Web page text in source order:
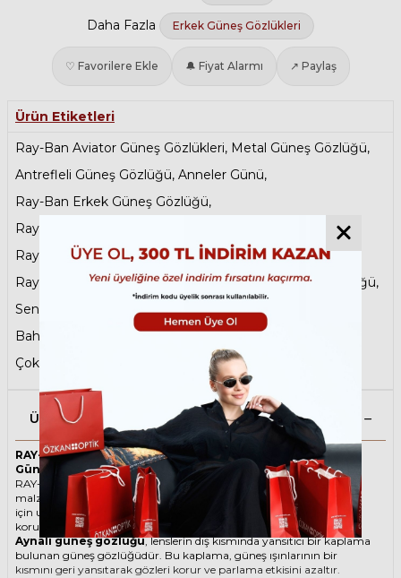
Daha Fazla Erkek Güneş Gözlükleri
♡ Favorilere Ekle 🔔 Fiyat Alarmı ↗ Paylaş
Ürün Etiketleri
Ray-Ban Aviator Güneş Gözlükleri, Metal Güneş Gözlüğü,
Antrefleli Güneş Gözlüğü, Anneler Günü,
Ray-Ban Erkek Güneş Gözlüğü,
Ray-Ban Kadın Güneş Gözlüğü
Ray-Ban Metal Güneş Gözlükleri,
Ray-Ban Reverse Güneş Gözlükleri,Aynalı Güneş Gözlüğü,
Sene Sonu Fırsatları,Damla Güneş Gözlüğü
Baharın Favorileri
Tatil Öncesi Son Durak
Çok Satanlar
Ürün Açıklaması
RAY-BAN Aviator Reverse 0101S 003/GR 59 Gümüş Unisex
Güneş Gözlüğü
RAY-BAN ikonik Damla Metal güneş gözlüğü, tarzı ve kaliteli
malzemesi ile göz alıcı bir aksesuar. Hem erkekler hem de kadınlar
için uygun olan bu güneş gözlüğü, güneşin zararlı ışınlarından
korunmanızı sağlarken, stilinizi de yansıtır.
Aynalı güneş gözlüğü, lenslerin dış kısmında yansıtıcı bir kaplama
bulunan güneş gözlüğüdür. Bu kaplama, güneş ışınlarının bir
kısmını geri yansıtarak gözleri korur ve parlama etkisini azaltır.